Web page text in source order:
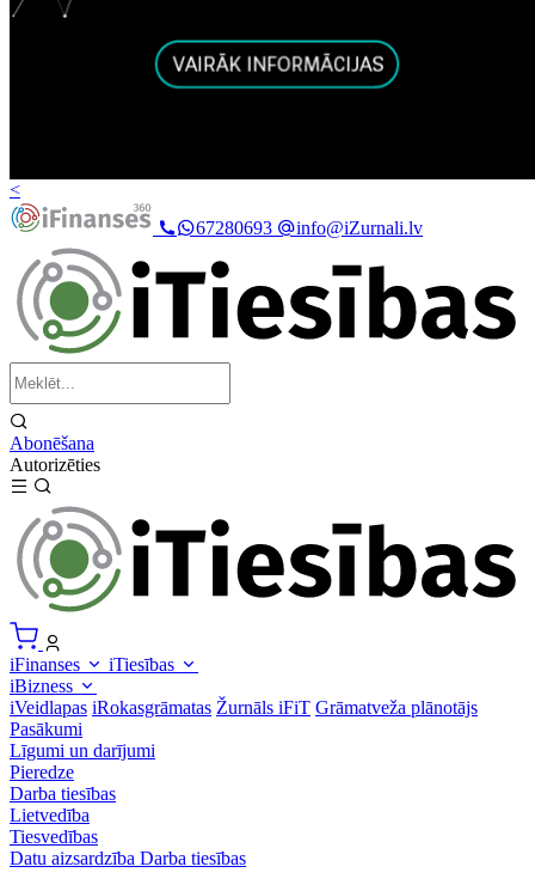
<
67280693
info@iZurnali.lv
Abonēšana
Autorizēties
iFinanses
iTiesības
iBizness
iVeidlapas iRokasgrāmatas Žurnāls iFiT Grāmatveža plānotājs
Pasākumi
Līgumi un darījumi
Pieredze
Darba tiesības
Lietvedība
Tiesvedības
Datu aizsardzība Darba tiesības